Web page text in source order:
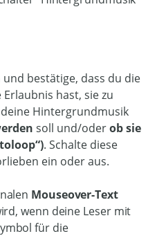
bestätige, dass du die
hast, sie zu
Hintergrundmusik
soll und/oderob sie
. Schalte diese
ein oder aus.
Mouseover-Text
wenn deine Leser mit
für die